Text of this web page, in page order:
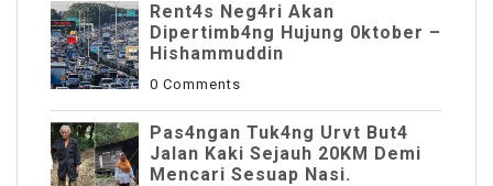
Rent4s Neg4ri Akan
Dipertimb4ng Hujung 0ktober –
Hishammuddin
0 Comments
Pas4ngan Tuk4ng Urvt But4
JaIan Kaki Sejauh 20KM Demi
Mencari Sesuap Nasi.